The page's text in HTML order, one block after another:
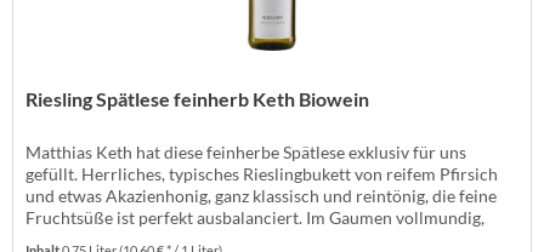
Riesling Spätlese feinherb Keth Biowein
Matthias Keth hat diese feinherbe Spätlese exklusiv für uns
gefüllt. Herrliches, typisches Rieslingbukett von reifem Pfirsich
und etwas Akazienhonig, ganz klassisch und reintönig, die feine
Fruchtsüße ist perfekt ausbalanciert. Im Gaumen vollmundig,